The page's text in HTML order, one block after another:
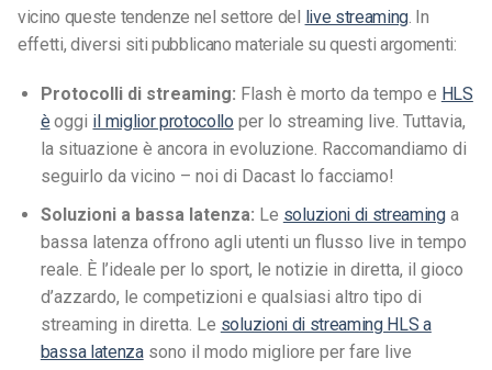
vicino queste tendenze nel settore del live streaming . In
effetti, diversi siti pubblicano materiale su questi argomenti:
Protocolli di streaming: Flash è morto da tempo e HLS
è oggi il miglior protocollo per lo streaming live. Tuttavia,
la situazione è ancora in evoluzione. Raccomandiamo di
seguirlo da vicino – noi di Dacast lo facciamo!
Soluzioni a bassa latenza: Le soluzioni di streaminga
bassa latenza offrono agli utenti un flusso live in tempo
reale. È l’ideale per lo sport, le notizie in diretta, il gioco
d’azzardo, le competizioni e qualsiasi altro tipo di
streaming in diretta. Le soluzioni di streaming HLS a
bassa latenzasono il modo migliore per fare live